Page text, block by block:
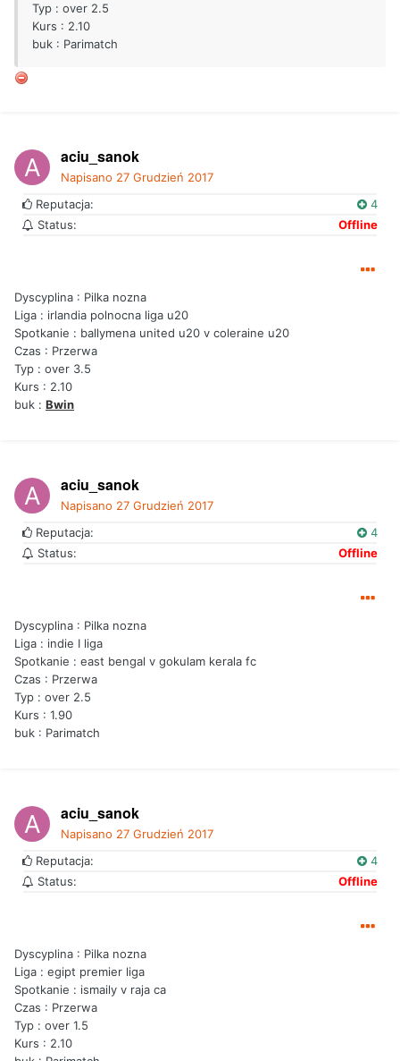
Typ : over 2.5
Kurs : 2.10
buk : Parimatch
aciu_sanok
Napisano 27 Grudzień 2017
Reputacja:
4
Status:
Offline
Dyscyplina : Pilka nozna
Liga : irlandia polnocna liga u20
Spotkanie : ballymena united u20 v coleraine u20
Czas : Przerwa
Typ : over 3.5
Kurs : 2.10
buk : Bwin
aciu_sanok
Napisano 27 Grudzień 2017
Reputacja:
4
Status:
Offline
Dyscyplina : Pilka nozna
Liga : indie I liga
Spotkanie : east bengal v gokulam kerala fc
Czas : Przerwa
Typ : over 2.5
Kurs : 1.90
buk : Parimatch
aciu_sanok
Napisano 27 Grudzień 2017
Reputacja:
4
Status:
Offline
Dyscyplina : Pilka nozna
Liga : egipt premier liga
Spotkanie : ismaily v raja ca
Czas : Przerwa
Typ : over 1.5
Kurs : 2.10